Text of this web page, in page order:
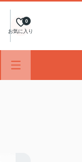
お気に入り
0